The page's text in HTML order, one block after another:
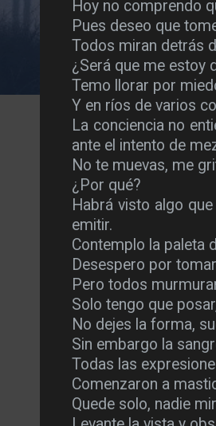
Hoy no comprendo
Pues deseo que
Todos miran detrás
¿Será que me estoy
Temo llorar por
Y en ríos de varios
La conciencia no
ante el intento de
No te muevas, me
¿Por qué?
Habrá visto algo
emitir.
Contemplo la paleta
Desespero por
Pero todos
Solo tengo que
No dejes la forma,
Sin embargo la
Todas las
Comenzaron a
Quede solo, nadie